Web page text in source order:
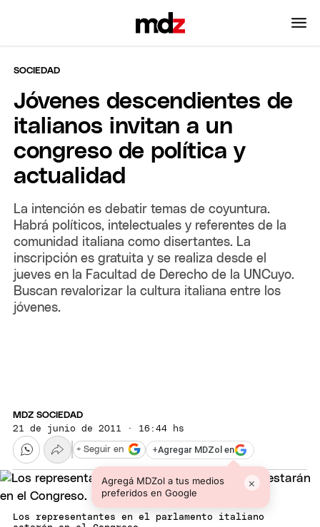
SOCIEDAD
Jóvenes descendientes de
italianos invitan a un
congreso de política y
actualidad
La intención es debatir temas de coyuntura.
Habrá políticos, intelectuales y referentes de la
comunidad italiana como disertantes. La
inscripción es gratuita y se realiza desde el
jueves en la Facultad de Derecho de la UNCuyo.
Buscan revalorizar la cultura italiana entre los
jóvenes.
MDZ SOCIEDAD
21 de junio de 2011 · 16:44 hs
+Agregar MDZol en
Agregá MDZol a tus medios
preferidos en Google
×
+ Seguir en
Los representantes en el parlamento italiano